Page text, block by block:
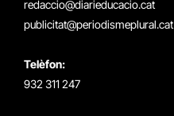
redaccio@diarieducacio.cat
publicitat@periodismeplural.cat
Telèfon:
932 311 247